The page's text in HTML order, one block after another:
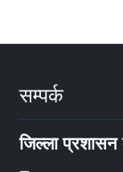
सम्पर्क
जिल्ला प्रशासन